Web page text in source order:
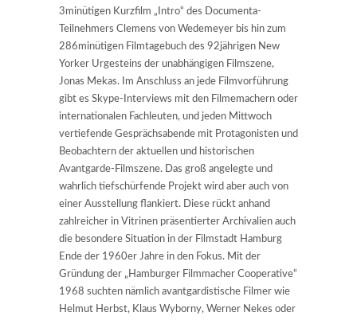
3minütigen Kurzfilm „Intro“ des Documenta-
Teilnehmers Clemens von Wedemeyer bis hin zum
286minütigen Filmtagebuch des 92jährigen New
Yorker Urgesteins der unabhängigen Filmszene,
Jonas Mekas. Im Anschluss an jede Filmvorführung
gibt es Skype-Interviews mit den Filmemachern oder
internationalen Fachleuten, und jeden Mittwoch
vertiefende Gesprächsabende mit Protagonisten und
Beobachtern der aktuellen und historischen
Avantgarde-Filmszene. Das groß angelegte und
wahrlich tiefschürfende Projekt wird aber auch von
einer Ausstellung flankiert. Diese rückt anhand
zahlreicher in Vitrinen präsentierter Archivalien auch
die besondere Situation in der Filmstadt Hamburg
Ende der 1960er Jahre in den Fokus. Mit der
Gründung der „Hamburger Filmmacher Cooperative“
1968 suchten nämlich avantgardistische Filmer wie
Helmut Herbst, Klaus Wyborny, Werner Nekes oder